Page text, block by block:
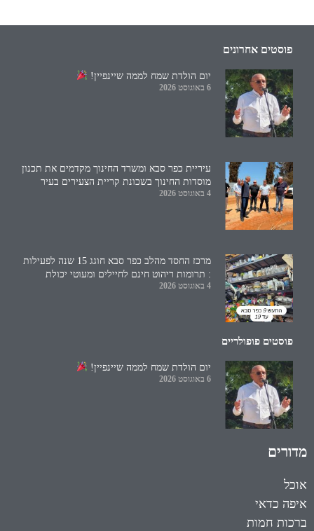
פוסטים אחרונים
יום הולדת שמח לממה שיינפיין!
6 באוגוסט 2026
עיריית כפר סבא ומשרד החינוך מקדמים את תכנון
מוסדות החינוך בשכונת קריית הצעירים בעיר
4 באוגוסט 2026
מרכז החסד מהלב כפר סבא חוגג 15 שנה לפעילות
: תרומות ריהוט חינם לחיילים ומעוטי יכולת
4 באוגוסט 2026
פוסטים פופולריים
יום הולדת שמח לממה שיינפיין!
6 באוגוסט 2026
מדורים
אוכל
איפה כדאי
ברכות חמות